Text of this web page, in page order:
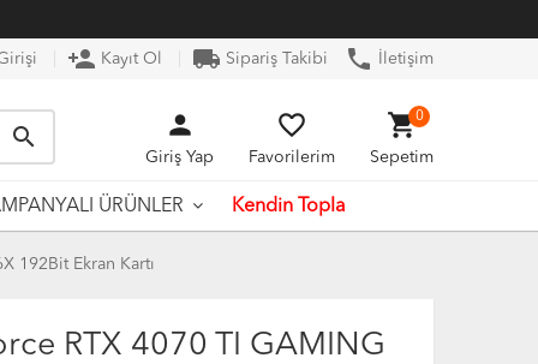
person_add Kayıt Ol local_shipping Sipariş Takibi phone İletişim
search person
Giriş Yap
favorite_border
Favorilerim
shopping_cart
Sepetim
0
ÜRÜNLER Kendin Topla
192Bit Ekran Kartı
RTX 4070 TI GAMING